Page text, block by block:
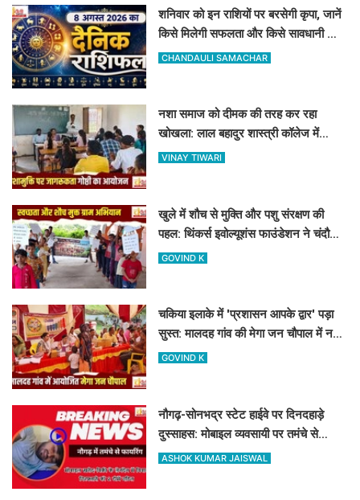
शनिवार को इन राशियों पर बरसेगी कृपा, जानें
किसे मिलेगी सफलता और किसे सावधानी की
जरूरत
CHANDAULI SAMACHAR
नशा समाज को दीमक की तरह कर रहा
खोखला: लाल बहादुर शास्त्री कॉलेज में
नशामुक्ति गोष्ठी का आयोजन
VINAY TIWARI
खुले में शौच से मुक्ति और पशु संरक्षण की
पहल: थिंकर्स इवोल्यूशंस फाउंडेशन ने चंदौली
के गांवों में चलाया अभियान
GOVIND K
चकिया इलाके में 'प्रशासन आपके द्वार' पड़ा
सुस्त: मालदह गांव की मेगा जन चौपाल में नहीं
पहुंचे बड़े अफसर
GOVIND K
नौगढ़-सोनभद्र स्टेट हाईवे पर दिनदहाड़े
दुस्साहस: मोबाइल व्यवसायी पर तमंचे से
फायरिंग, हाथ में लगी गोली
ASHOK KUMAR JAISWAL